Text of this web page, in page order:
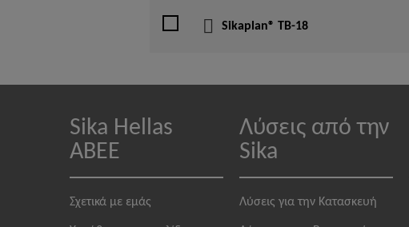
Sikaplan® TB-18
Sika Hellas
ABEE
Σχετικά με εμάς
Λύσεις από την
Sika
Λύσεις για την Κατασκευή